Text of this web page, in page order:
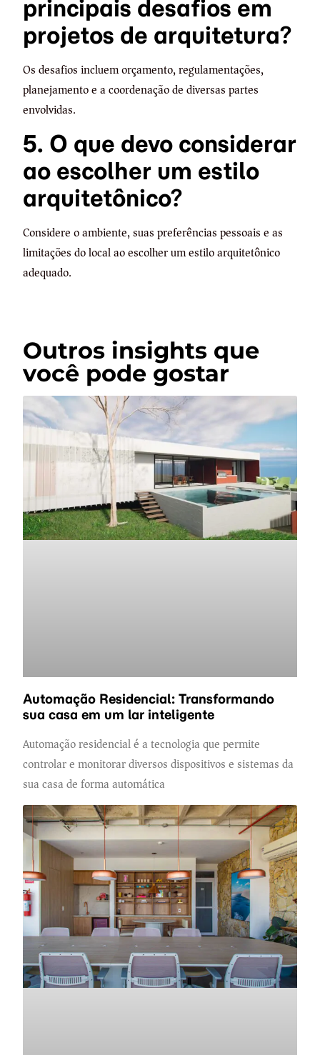
principais desafios em
projetos de arquitetura?
Os desafios incluem orçamento, regulamentações,
planejamento e a coordenação de diversas partes
envolvidas.
5. O que devo considerar
ao escolher um estilo
arquitetônico?
Considere o ambiente, suas preferências pessoais e as
limitações do local ao escolher um estilo arquitetônico
adequado.
Outros insights que
você pode gostar
Automação Residencial: Transformando
sua casa em um lar inteligente
Automação residencial é a tecnologia que permite
controlar e monitorar diversos dispositivos e sistemas da
sua casa de forma automática